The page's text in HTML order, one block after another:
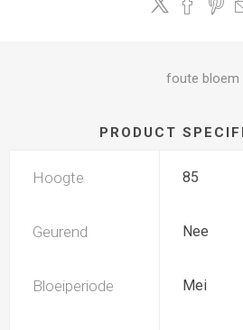
foute bloem
PRODUCT
Hoogte 85
Geurend Nee
Bloeiperiode Mei